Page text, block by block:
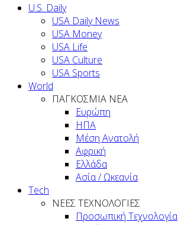
U.S. Daily
USA Daily News
USA Money
USA Life
USA Culture
USA Sports
World
ΠΑΓΚΟΣΜΙΑ ΝΕΑ
Ευρώπη
ΗΠΑ
Μέση Ανατολή
Αφρική
Ελλάδα
Ασία / Ωκεανία
Tech
ΝΕΕΣ ΤΕΧΝΟΛΟΓΙΕΣ
Προσωπική Τεχνολογία